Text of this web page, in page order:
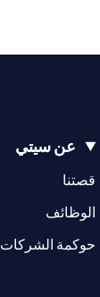
عن سيتي
قصتنا
(opens in a new tab)
الوظائف
(opens in a new tab)
حوكمة الشركات
(opens in a new tab)